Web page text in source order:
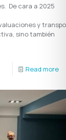
De cara a 2025
y
sino también
Read more